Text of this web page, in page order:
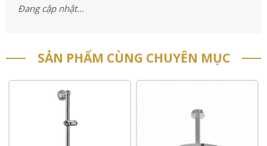
Đang cập nhật…
SẢN PHẨM CÙNG CHUYÊN MỤC